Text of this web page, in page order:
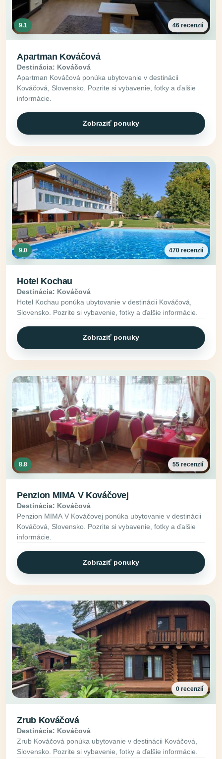
9.1 46 recenzií
Apartman Kováčová
Destinácia: Kováčová
Apartman Kováčová ponúka ubytovanie v destinácii
Kováčová, Slovensko. Pozrite si vybavenie, fotky a ďalšie
informácie.
Zobraziť ponuky
9.0 470 recenzií
Hotel Kochau
Destinácia: Kováčová
Hotel Kochau ponúka ubytovanie v destinácii Kováčová,
Slovensko. Pozrite si vybavenie, fotky a ďalšie informácie.
Zobraziť ponuky
8.8 55 recenzií
Penzion MIMA V Kováčovej
Destinácia: Kováčová
Penzion MIMA V Kováčovej ponúka ubytovanie v destinácii
Kováčová, Slovensko. Pozrite si vybavenie, fotky a ďalšie
informácie.
Zobraziť ponuky
0 recenzií
Zrub Kováčová
Destinácia: Kováčová
Zrub Kováčová ponúka ubytovanie v destinácii Kováčová,
Slovensko. Pozrite si vybavenie, fotky a ďalšie informácie.